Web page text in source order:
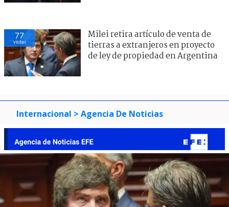
77
visitas
Milei retira artículo de venta de
tierras a extranjeros en proyecto
de ley de propiedad en Argentina
Internacional > Agencia De Noticias